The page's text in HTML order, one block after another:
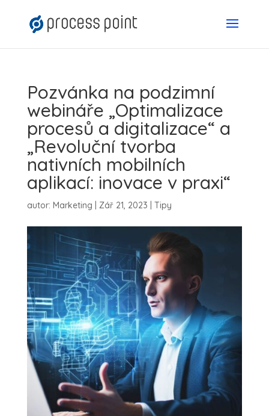
Pozvánka na podzimní
webináře „Optimalizace
procesů a digitalizace“ a
„Revoluční tvorba
nativních mobilních
aplikací: inovace v praxi“
autor: Marketing Zář 21, 2023 Tipy